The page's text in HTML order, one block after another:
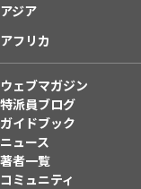
アジア
アフリカ
ウェブマガジン
特派員ブログ
ガイドブック
ニュース
著者一覧
コミュニティ